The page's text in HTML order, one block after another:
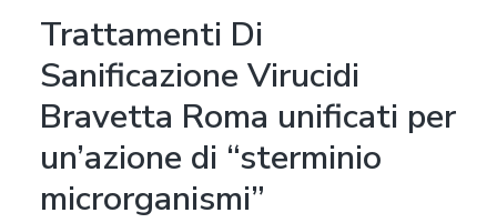
Trattamenti Di
Sanificazione Virucidi
Bravetta Roma unificati per
un’azione di “sterminio
microrganismi”